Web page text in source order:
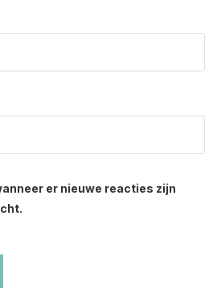
er nieuwe reacties zijn